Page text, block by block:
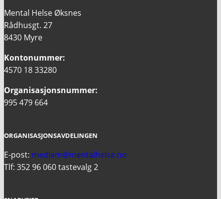
Mental Helse Øksnes
Rådhusgt. 27
8430 Myre
Kontonummer:
4570 18 33280
Organisasjonsnummer:
995 479 664
ORGANISASJONSAVDELINGEN
E-post: medlem@mentalhelse.no
Tlf: 352 96 060 tastevalg 2